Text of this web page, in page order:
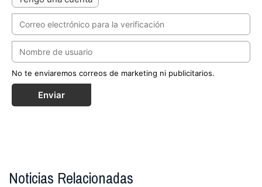
No te enviaremos correos de marketing ni publicitarios.
Enviar
Noticias Relacionadas